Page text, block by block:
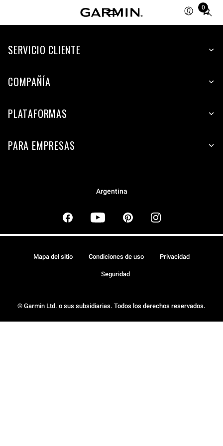
0
Total
items
cart:
SERVICIO CLIENTE
COMPAÑÍA
PLATAFORMAS
PARA EMPRESAS
Argentina
© Garmin Ltd. o sus subsidiarias. Todos los derechos reservados.
Mapa del sitio Condiciones de uso Privacidad
Seguridad